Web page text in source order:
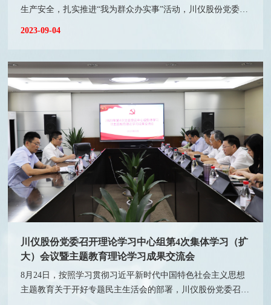
生产安全，扎实推进“我为群众办实事”活动，川仪股份党委书
位，为企业生产经营做出的贡献，叮嘱大家在高温环境作业要
加强自我安全防护，做到劳逸结合，防止高温中暑，切实保障
自身安全与健康。吴
2023-09-04
川仪股份党委召开理论学习中心组第4次集体学习（扩
大）会议暨主题教育理论学习成果交流会
8月24日，按照学习贯彻习近平新时代中国特色社会主义思想
主题教育关于开好专题民主生活会的部署，川仪股份党委召开